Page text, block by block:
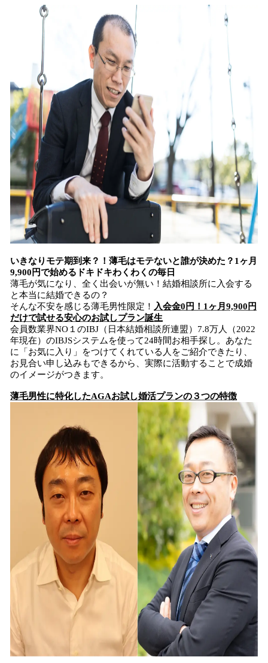
いきなりモテ期到来？！薄毛はモテないと誰が決めた？1ヶ月
9,900円で始めるドキドキわくわくの毎日
薄毛が気になり、全く出会いが無い！結婚相談所に入会する
と本当に結婚できるの？
そんな不安を感じる薄毛男性限定！ 入会金0 円！1ヶ月9,900円
だけで試せる安心のお試しプラン誕生
会員数業界NO１のIBJ（日本結婚相談所連盟）7.8万人（2022
年現在）のIBJSシステムを使って24時間お相手探し。あなた
に「お気に入り」をつけてくれている人をご紹介できたり、
お見合い申し込みもできるから、実際に活動することで成婚
のイメージがつきます。
薄毛男性に特化したAGAお試し婚活プランの３つの特徴